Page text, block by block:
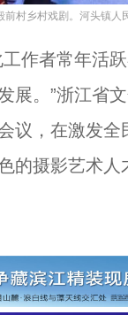
前村乡村戏剧。河头镇人
者常年活跃
展。”浙江省
议，在激发
的摄影艺术人